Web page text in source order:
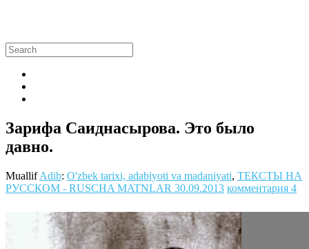
Зарифа Саиднасырова. Это было
давно.
MuallifAdib: O'zbek tarixi, adabiyoti va madaniyati, ТЕКСТЫ НА
РУССКОМ - RUSCHA MATNLAR 30.09.2013 комментария 4